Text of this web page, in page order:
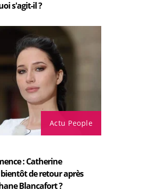
s'agit-il ?
Actu People
: Catherine
de retour après
Blancafort ?